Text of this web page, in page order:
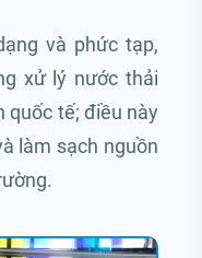
và phức tạp,
xử lý nước thải
quốc tế; điều này
làm sạch nguồn